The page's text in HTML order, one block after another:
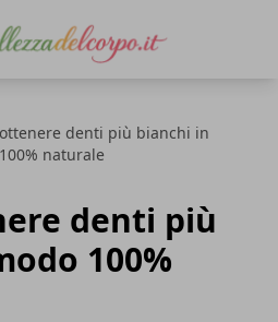
denti più bianchi in
naturale
denti più
100%